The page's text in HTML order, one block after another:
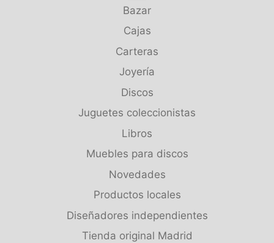
Bazar
Cajas
Carteras
Joyería
Discos
Juguetes coleccionistas
Libros
Muebles para discos
Novedades
Productos locales
Diseñadores independientes
Tienda original Madrid